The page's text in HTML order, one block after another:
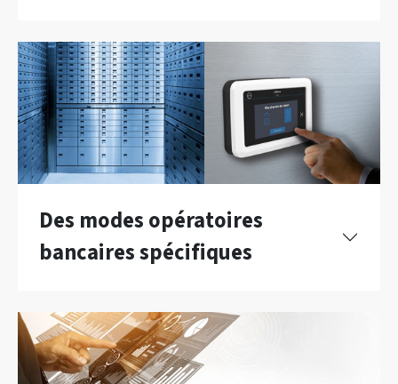
Des modes opératoires
bancaires spécifiques